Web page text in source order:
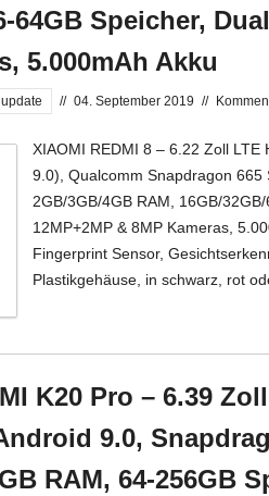
64GB Speicher,
5.000mAh Akku
update // 04. September 2019 //
XIAOMI REDMI 8 – 6.22 Zoll LTE
9.0), Qualcomm Snapdragon 665
2GB/3GB/4GB RAM, 16GB/
12MP+2MP & 8MP Kameras,
Fingerprint Sensor,
Plastikgehäuse, in schwarz, rot
K20 Pro – 6.39
9.0,
RAM, 64-256GB